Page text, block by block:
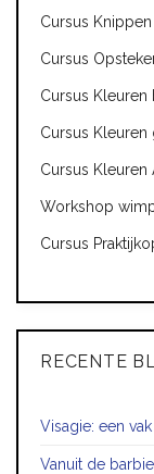
Cursus
Cursus
Cursus Kleuren
Cursus Kleuren
Cursus Kleuren
Workshop
Cursus
RECENTE
Visagie: een
Vanuit de